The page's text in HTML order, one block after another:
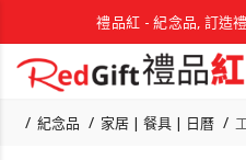
禮品紅 - 紀念品, 訂造
紀念品 家居 | 餐具 | 日曆